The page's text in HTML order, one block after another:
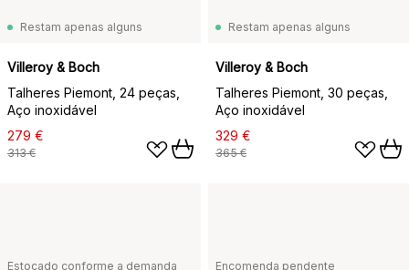
Restam apenas alguns
Villeroy & Boch
Talheres Piemont, 24 peças,
Aço inoxidável
279 €
313 €
Restam apenas alguns
Villeroy & Boch
Talheres Piemont, 30 peças,
Aço inoxidável
329 €
365 €
Estocado conforme a demanda Encomenda pendente